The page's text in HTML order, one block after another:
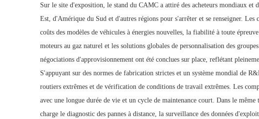
Sur le site d'exposition, le stand du CAMC a attiré des acheteurs mondiaux
Est, d'Amérique du Sud et d'autres régions pour s'arrêter et se renseigner. Les
coûts des modèles de véhicules à énergies nouvelles, la fiabilité à toute
moteurs au gaz naturel et les solutions globales de personnalisation des
négociations d'approvisionnement ont été conclues sur place, reflétant
S'appuyant sur des normes de fabrication strictes et un système mondial de
routiers extrêmes et de vérification de conditions de travail extrêmes. Les
avec une longue durée de vie et un cycle de maintenance court. Dans le
charge le diagnostic des pannes à distance, la surveillance des données